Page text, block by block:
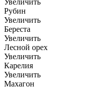
Увеличить
Рубин
Увеличить
Береста
Увеличить
Лесной орех
Увеличить
Карелия
Увеличить
Махагон